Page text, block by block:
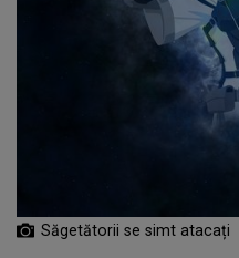
Săgetătorii se simt atacați